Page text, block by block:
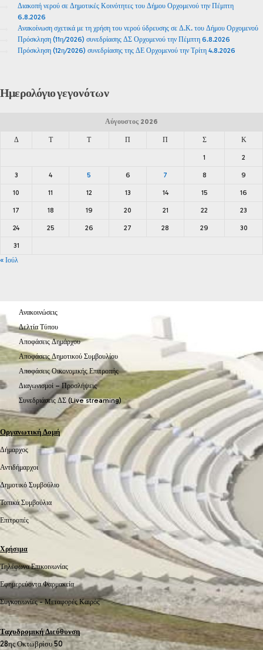
Διακοπή νερού σε Δημοτικές Κοινότητες του Δήμου Ορχομενού την Πέμπτη
6.8.2026
Ανακοίνωση σχετικά με τη χρήση του νερού ύδρευσης σε Δ.Κ. του Δήμου Ορχομενού
Πρόσκληση (11η/2026) συνεδρίασης ΔΣ Ορχομενού την Πέμπτη 6.8.2026
Πρόσκληση (12η/2026) συνεδρίασης της ΔΕ Ορχομενού την Τρίτη 4.8.2026
Ημερολόγιογεγονότων
Αύγουστος 2026
Δ Τ Τ Π Π Σ Κ
1 2
3 4 5 6 7 8 9
10 11 12 13 14 15 16
17 18 19 20 21 22 23
24 25 26 27 28 29 30
31
« Ιούλ
Ανακοινώσεις
Δελτία Τύπου
Αποφάσεις Δημάρχου
Αποφάσεις Δημοτικού Συμβουλίου
Αποφάσεις Οικονομικής Επιτροπής
Διαγωνισμοί – Προσλήψεις
Συνεδριάσεις ΔΣ (Live streaming)
Οργανωτική Δομή
Δήμαρχος
Αντιδήμαρχοι
Δημοτικό Συμβούλιο
Τοπικά Συμβούλια
Επιτροπές
Χρήσιμα
Τηλέφωνα Επικοινωνίας
Εφημερεύοντα Φαρμακεία
Συγκοινωνίες -Μεταφορές Καιρός
Ταχυδρομική Διεύθυνση
28ης Οκτωβρίου 50